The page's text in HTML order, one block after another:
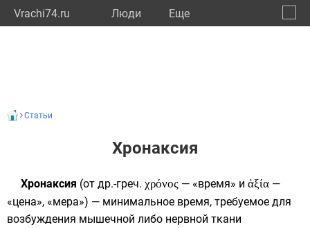
Vrachi74.ru Люди Eще
Статьи
Хронаксия
Хронаксия (от др.-греч. χρόνος — «время» и ἀξία —
«цена», «мера») — минимальное время, требуемое для
возбуждения мышечной либо нервной ткани